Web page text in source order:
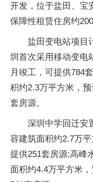
开发，位于盐田、宝
保障性租赁住房约
盐田变电站项目
圳首次采用移动变电
月竣工，可提供784
积约2.3万平方米，
套房源。
深圳中学回迁安
容建筑面积约2.7万
提供251套房源;高峰
面积约4.4万平方米